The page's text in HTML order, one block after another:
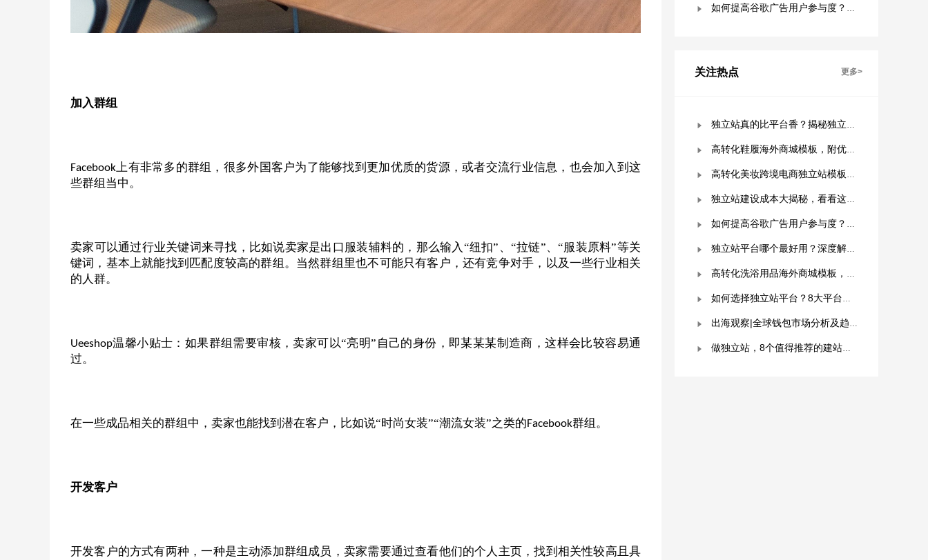
加入群组
Facebook上有非常多的群组，很多外国客户为了能够找到更加优质的货源，或者交流行业信息，也会加入到这
些群组当中。
卖家可以通过行业关键词来寻找，比如说卖家是出口服装辅料的，那么输入 “纽扣”、“拉链”、“服装原料”等关
键词，基本上就能找到匹配度较高的群组。当然群组里也不可能只有客户，还有竞争对手，以及一些行业相关
的人群。
Ueeshop温馨小贴士：如果群组需要审核，卖家可以“亮明”自己的身份，即某某某制造商，这样会比较容易通
过。
在一些成品相关的群组中，卖家也能找到潜在客户，比如说“时尚女装”“潮流女装”之类的Facebook群组。
开发客户
开发客户的方式有两种，一种是主动添加群组成员，卖家需要通过查看他们的个人主页，找到相关性较高且具
关注热点 更多>